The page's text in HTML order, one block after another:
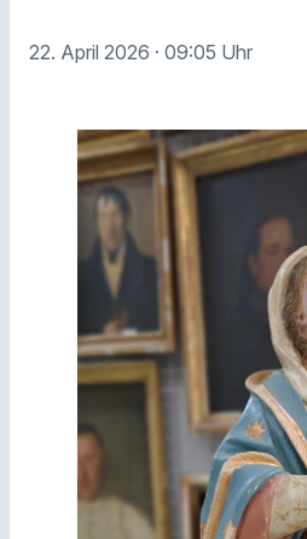
22. April 2026 · 09:05 Uhr